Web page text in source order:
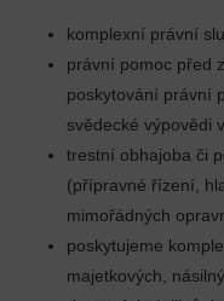
komplexní právní
právní pomoc před
poskytování právní
svědecké výpovědi
trestní obhajoba či
(přípravné řízení,
mimořádných
poskytujeme
majetkových,